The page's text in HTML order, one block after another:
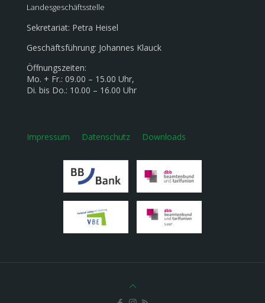
Landesgeschäftsstelle
Sekretariat: Petra Heisel
Geschäftsführung: Johannes Klauck
Öffnungszeiten:
Mo. + Fr.: 09.00 – 15.00 Uhr,
Di. bis Do.: 10.00 – 16.00 Uhr
Impressum Datenschutz Downloads